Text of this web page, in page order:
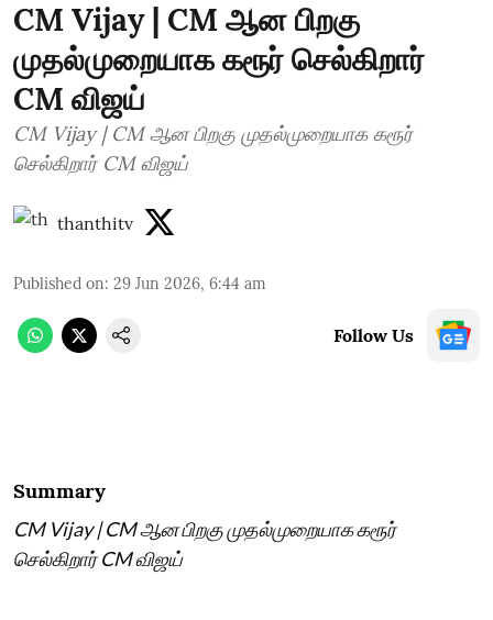
CM Vijay | CM ஆன பிறகு
முதல்முறையாக கரூர் செல்கிறார்
CM விஜய்
CM Vijay | CM ஆன பிறகு முதல்முறையாக கரூர்
செல்கிறார் CM விஜய்
thanthitv
Published on: 29 Jun 2026, 6:44 am
Follow Us
Summary
CM Vijay | CM ஆன பிறகு முதல்முறையாக கரூர்
செல்கிறார் CM விஜய்